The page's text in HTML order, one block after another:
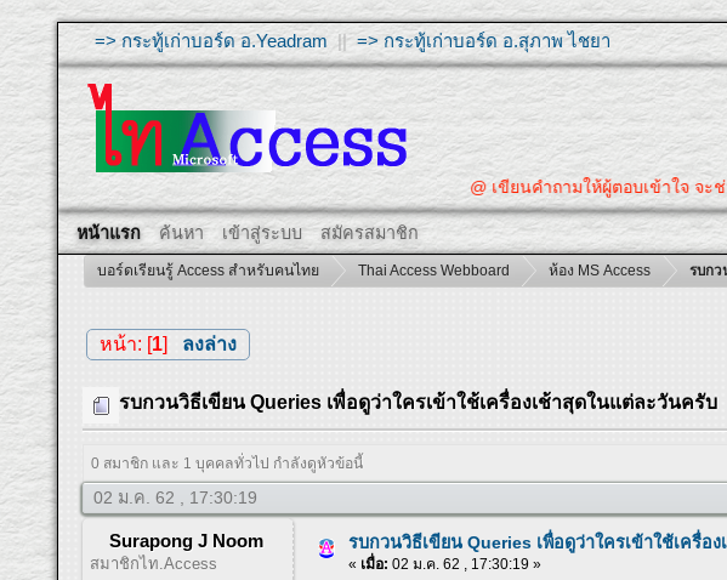
=> กระทู้เก่าบอร์ด อ.Yeadram ||=> กระทู้เก่าบอร์ด อ.สุภาพ ไชยา
@ เขียนคำถามให้ผู้ตอบเข้าใจ จะช่วย
หน้าแรก ค้นหา เข้าสู่ระบบ สมัครสมาชิก
บอร์ดเรียนรู้ Access สำหรับคนไทย Thai Access Webboard ห้อง MS Access รบกว
หน้า: [1] ลงล่าง
รบกวนวิธีเขียน Queries เพื่อดูว่าใครเข้าใช้เครื่องเช้าสุดในแต่ละวันครับ
0 สมาชิก และ 1 บุคคลทั่วไป กำลังดูหัวข้อนี้
02 ม.ค. 62 , 17:30:19
Surapong J Noom
สมาชิกไท.Access
รบกวนวิธีเขียน Queries เพื่อดูว่าใครเข้าใช้เครื่อ
« เมื่อ: 02 ม.ค. 62 , 17:30:19 »